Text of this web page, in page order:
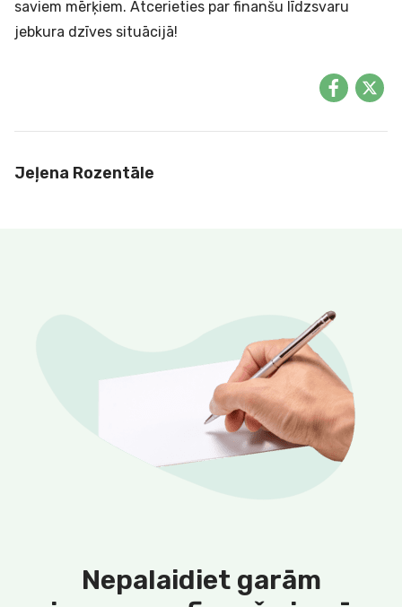
saviem mērķiem. Atcerieties par finanšu līdzsvaru
jebkura dzīves situācijā!
Jeļena Rozentāle
Nepalaidiet garām